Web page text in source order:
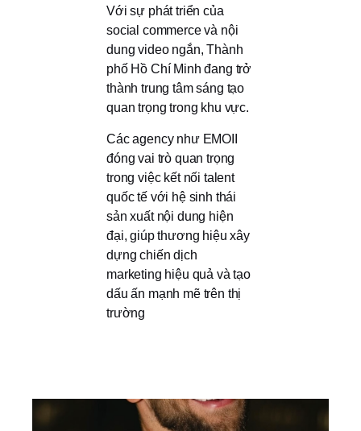
Với sự phát triển của
social commerce và nội
dung video ngắn, Thành
phố Hồ Chí Minh đang trở
thành trung tâm sáng tạo
quan trọng trong khu vực.
Các agency như EMOII
đóng vai trò quan trọng
trong việc kết nối talent
quốc tế với hệ sinh thái
sản xuất nội dung hiện
đại, giúp thương hiệu xây
dựng chiến dịch
marketing hiệu quả và tạo
dấu ấn mạnh mẽ trên thị
trường